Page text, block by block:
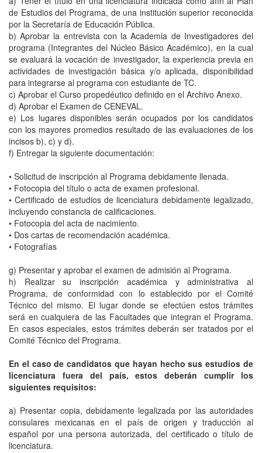
de Estudios del Programa, de una institución superior reconocida
por la Secretaría de Educación Pública.
b) Aprobar la entrevista con la Academia de Investigadores del
programa (Integrantes del Núcleo Básico Académico), en la cual
se evaluará la vocación de investigador, la experiencia previa en
actividades de investigación básica y/o aplicada, disponibilidad
para integrarse al programa con estudiante de TC.
c) Aprobar el Curso propedéutico definido en el Archivo Anexo.
d) Aprobar el Examen de CENEVAL.
e) Los lugares disponibles serán ocupados por los candidatos
con los mayores promedios resultado de las evaluaciones de los
incisos b), c) y d).
f) Entregar la siguiente documentación:
• Solicitud de inscripción al Programa debidamente llenada.
• Fotocopia del título o acta de examen profesional.
• Certificado de estudios de licenciatura debidamente legalizado,
incluyendo constancia de calificaciones.
• Fotocopia del acta de nacimiento.
• Dos cartas de recomendación académica.
• Fotografías
g) Presentar y aprobar el examen de admisión al Programa.
h) Realizar su inscripción académica y administrativa al
Programa, de conformidad con lo establecido por el Comité
Técnico del mismo. El lugar donde se efectúen estos trámites
será en cualquiera de las Facultades que integran el Programa.
En casos especiales, estos trámites deberán ser tratados por el
Comité Técnico del Programa.
En el caso de candidatos que hayan hecho sus estudios de
licenciatura fuera del país, estos deberán cumplir los
siguientes requisitos:
a) Presentar copia, debidamente legalizada por las autoridades
consulares mexicanas en el país de origen y traducción al
español por una persona autorizada, del certificado o título de
licenciatura.